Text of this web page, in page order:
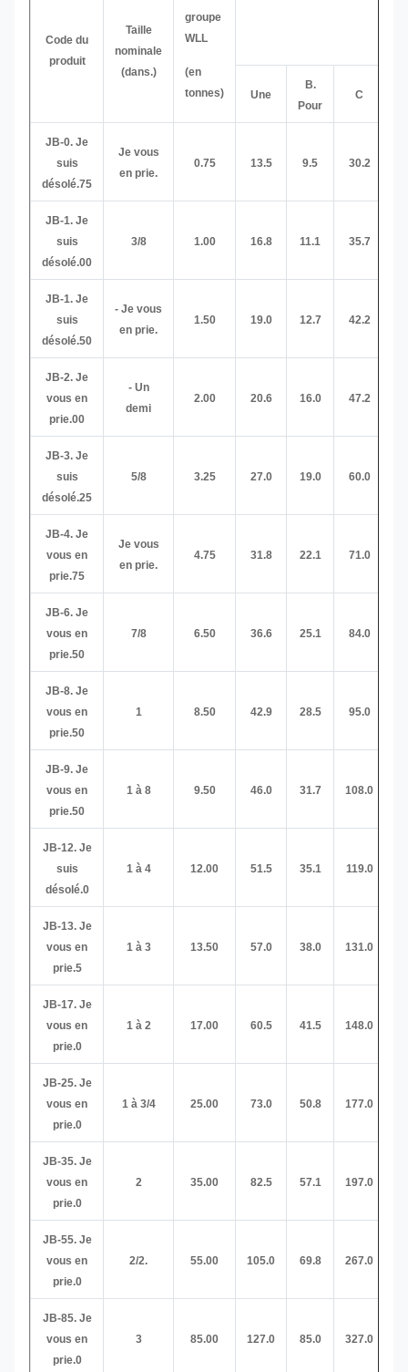
Code du
produit
Taille
nominale
(dans.)
groupe
WLL
(en
tonnes)
Une
B.
Pour
C
JB-0. Je
suis
désolé.75
Je vous
en prie.
0.75 13.5 9.5 30.2
JB-1. Je
suis
désolé.00
3/8 1.00 16.8 11.1 35.7
JB-1. Je
suis
désolé.50
- Je vous
en prie.
1.50 19.0 12.7 42.2
JB-2. Je
vous en
prie.00
- Un
demi
2.00 20.6 16.0 47.2
JB-3. Je
suis
désolé.25
5/8 3.25 27.0 19.0 60.0
JB-4. Je
vous en
prie.75
Je vous
en prie.
4.75 31.8 22.1 71.0
JB-6. Je
vous en
prie.50
7/8 6.50 36.6 25.1 84.0
JB-8. Je
vous en
prie.50
1 8.50 42.9 28.5 95.0
JB-9. Je
vous en
prie.50
1 à 8 9.50 46.0 31.7 108.0
JB-12. Je
suis
désolé.0
1 à 4 12.00 51.5 35.1 119.0
JB-13. Je
vous en
prie.5
1 à 3 13.50 57.0 38.0 131.0
JB-17. Je
vous en
prie.0
1 à 2 17.00 60.5 41.5 148.0
JB-25. Je
vous en
prie.0
1 à 3/4 25.00 73.0 50.8 177.0
JB-35. Je
vous en
prie.0
2 35.00 82.5 57.1 197.0
JB-55. Je
vous en
prie.0
2/2. 55.00 105.0 69.8 267.0
JB-85. Je
vous en
prie.0
3 85.00 127.0 85.0 327.0